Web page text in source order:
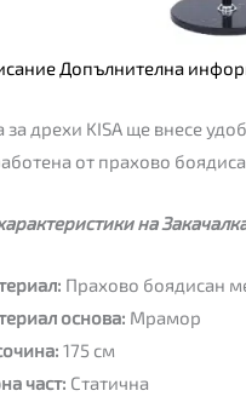
Допълнителна
за дрехи KISA ще внесе
от прахово
на
Прахово боядисан
основа: Мрамор
175 см
част: Статична